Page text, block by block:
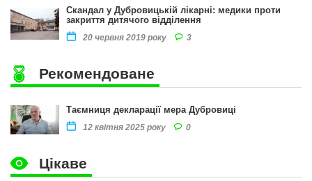
Скандал у Дубровицькій лікарні: медики проти
закриття дитячого відділення
20 червня 2019 року 3
Рекомендоване
Таємниця декларації мера Дубровиці
12 квітня 2025 року 0
Цікаве